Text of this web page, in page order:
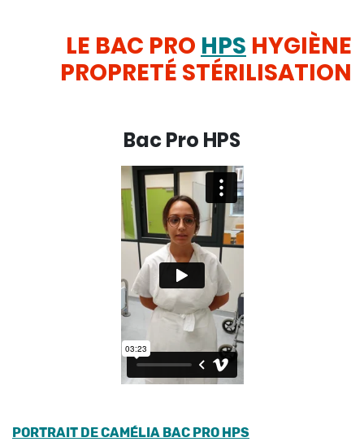
LE BAC PRO HPS HYGIÈNE
PROPRETÉ STÉRILISATION
Bac Pro HPS
PORTRAIT DE CAMÉLIA BAC PRO HPS